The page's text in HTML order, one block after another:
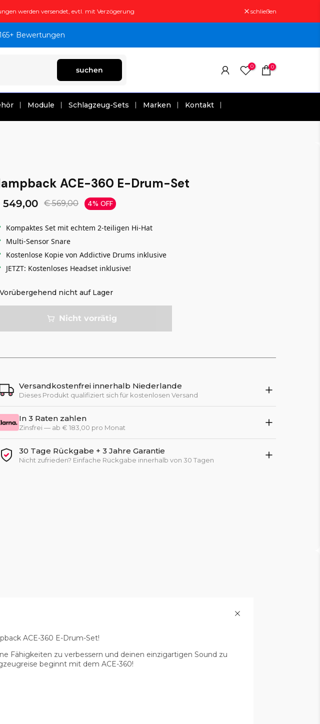
werden versendet, evtl. mit Verzögerung schließen
Bewertungen
suchen 0 0
Module Schlagzeug-Sets Marken Kontakt
ACE-360 E-Drum-Set
€ 569,00 4% OFF
Kompaktes Set mit echtem 2-teiligen Hi-Hat
Multi-Sensor Snare
Kostenlose Kopie von Addictive Drums inklusive
JETZT: Kostenloses Headset inklusive!
Vorübergehend nicht auf Lager
Nicht vorrätig
Versandkostenfrei innerhalb Niederlande
Dieses Produkt qualifiziert sich für kostenlosen Versand
In 3 Raten zahlen
Zinsfrei — ab € 183,00 pro Monat
30 Tage Rückgabe + 3 Jahre Garantie
Nicht zufrieden? Einfache Rückgabe innerhalb von 30 Tagen
ACE-360 E-Drum-Set!
Fähigkeiten zu verbessern und deinen einzigartigen Sound zu
beginnt mit dem ACE-360!